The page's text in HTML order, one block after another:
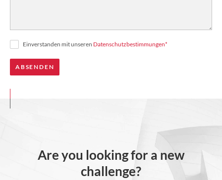
Einverstanden mit unseren Datenschutzbestimmungen*
Are you looking for a new
challenge?